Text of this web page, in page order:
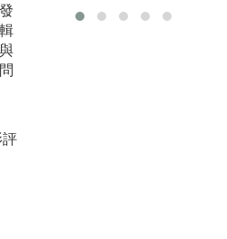
評
如何與地方族